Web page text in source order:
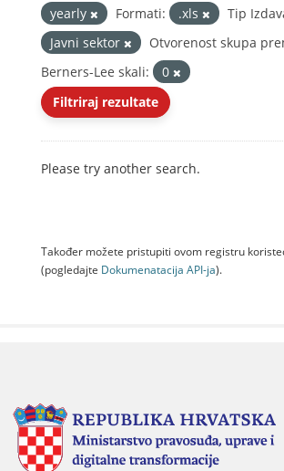
yearly
Formati: .xls
Tip
Javni sektor
Otvorenost skupa
Berners-Lee skali:
0
Filtriraj rezultate
Please try another search.
Također možete pristupiti ovom registru
(pogledajte Dokumenаtаcijа API-jа).